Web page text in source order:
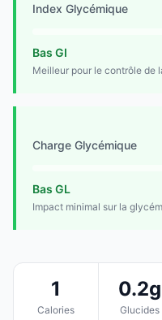
Index Glycémique
Bas GI
Meilleur pour le contrôle de
Charge Glycémique
Bas GL
Impact minimal sur la
1
Calories
0.2g
Glucides